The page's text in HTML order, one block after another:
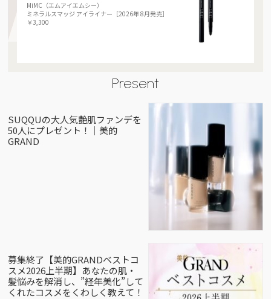
MiMC（エムアイエムシー）
ミネラルスマッジ アイライナー［2026年 8月発売］
￥3,300
Present
SUQQUの大人気艶肌ファンデを
50人にプレゼント！｜美的
GRAND
募集終了【美的GRANDベストコ
スメ2026上半期】あなたの肌・
髪悩みを解消し、”経年美化”して
くれたコスメをくわしく教えて！